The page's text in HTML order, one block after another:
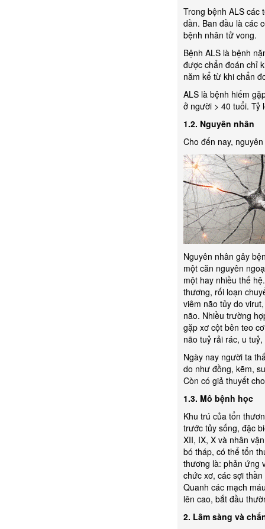
Trong bệnh ALS các
dần. Ban đầu là các
bệnh nhân tử vong.
Bệnh ALS là bệnh
được chẩn đoán chỉ
năm kể từ khi chẩn
ALS là bệnh hiếm
ở người > 40 tuổi. Tỷ
1.2. Nguyên nhân
Cho đến nay,
Nguyên nhân gây
một căn nguyên
một hay nhiều thế
thương, rối loạn
viêm não tủy do
não. Nhiều trường
gặp xơ cột bên teo
não tuỷ rải rác, u
Ngày nay người ta
do như đồng, kẽm,
Còn có giả thuyết
1.3. Mô bệnh học
Khu trú của tổn
trước tủy sống, đặc
XII, IX, X và nhân
bó tháp, có thể tổn
thương là: phản ứng
chức xơ, các sợi
Quanh các mạch
lên cao, bắt đầu
2. Lâm sàng và